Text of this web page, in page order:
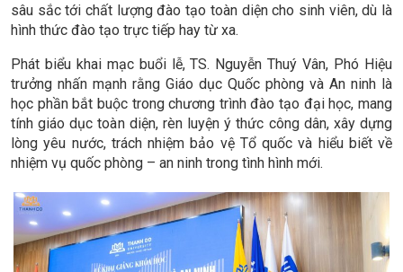
sâu sắc tới chất lượng đào tạo toàn diện cho sinh viên, dù là
hình thức đào tạo trực tiếp hay từ xa.
Phát biểu khai mạc buổi lễ, TS. Nguyễn Thuý Vân, Phó Hiệu
trưởng nhấn mạnh rằng Giáo dục Quốc phòng và An ninh là
học phần bắt buộc trong chương trình đào tạo đại học, mang
tính giáo dục toàn diện, rèn luyện ý thức công dân, xây dựng
lòng yêu nước, trách nhiệm bảo vệ Tổ quốc và hiểu biết về
nhiệm vụ quốc phòng – an ninh trong tình hình mới.